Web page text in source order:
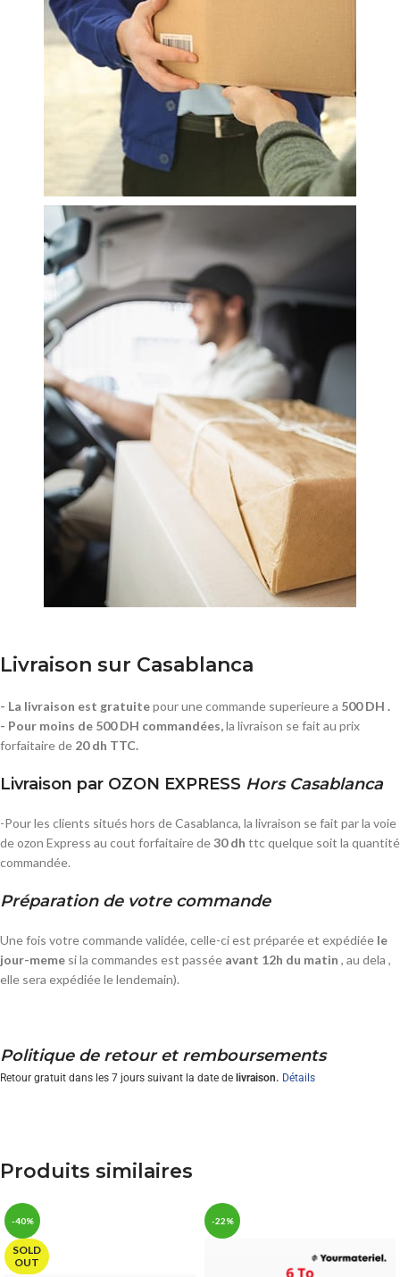
Livraison sur Casablanca
- La livraison est gratuitepour une commande superieure a 500 DH .
- Pour moins de 500 DH commandées,la livraison se fait au prix
forfaitaire de 20 dh TTC.
Livraison par OZON EXPRESS Hors Casablanca
-Pour les clients situés hors de Casablanca, la livraison se fait par la voie
de ozon Express au cout forfaitaire de30 dh ttc quelque soit la quantité
commandée.
Préparation de votre commande
Une fois votre commande validée, celle-ci est préparée et expédiée le
jour-meme si la commandes est passée avant 12h du matin , au dela ,
elle sera expédiée le lendemain).
Politique de retour et remboursements
Retour gratuit dans les 7 jours suivant la date de livraison. Détails
Produits similaires
-40%
SOLD
OUT
-22%